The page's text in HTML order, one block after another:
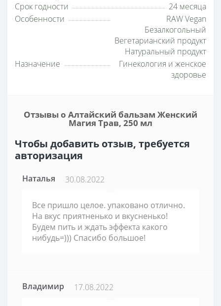
Срок годности
24 месяца
Особенности
RAW Vegan
Безалкогольный
Вегетарианский продукт
Натуральный продукт
Назначение
Гинекология и женское
здоровье
Отзывы о Алтайский бальзам Женский
Магия Трав, 250 мл
Чтобы добавить отзыв, требуется
авторизация
Наталья 30.08.2022
Все пришло целое. упаковано отлично.
На вкус приятненько и вкусненько!
Будем пить и ждать эффекта какого
нибудь=))) Спасибо большое!
Владимир 17.08.2022